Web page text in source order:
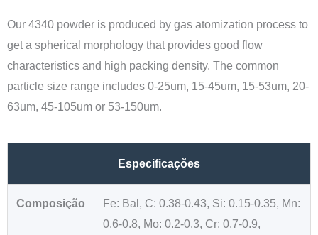
Our 4340 powder is produced by gas atomization process to
get a spherical morphology that provides good flow
characteristics and high packing density. The common
particle size range includes 0-25um, 15-45um, 15-53um, 20-
63um, 45-105um or 53-150um.
Especificações
Composição
Fe: Bal, C: 0.38-0.43, Si: 0.15-0.35, Mn:
0.6-0.8, Mo: 0.2-0.3, Cr: 0.7-0.9,